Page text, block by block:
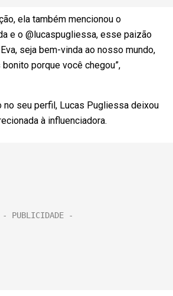
ela também mencionou o
e o @lucaspugliessa, esse paizão
seja bem-vinda ao nosso mundo,
porque você chegou”,
no seu perfil, Lucas Pugliessa deixou
à influenciadora.